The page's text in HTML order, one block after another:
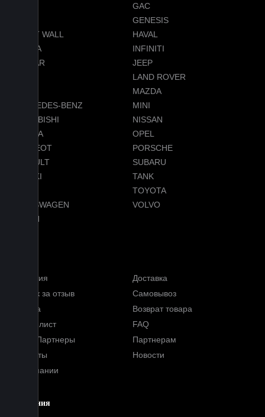
GAC
GENESIS
GREAT WALL
HAVAL
HONDA
INFINITI
JAGUAR
JEEP
LAND ROVER
MAZDA
MERCEDES-BENZ
MINI
MITSUBISHI
NISSAN
OMODA
OPEL
PEUGEOT
PORSCHE
RENAULT
SUBARU
SUZUKI
TANK
TOYOTA
VOLKSWAGEN
VOLVO
VOYAH
Гарантия
Доставка
Кэшбэк за отзыв
Самовывоз
Оплата
Возврат товара
Прайс-лист
FAQ
Наши Партнеры
Партнерам
Контакты
Новости
О компании
Компания